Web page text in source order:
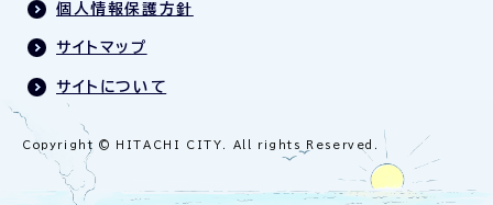
個人情報保護方針
サイトマップ
サイトについて
Copyright © HITACHI CITY. All rights Reserved.